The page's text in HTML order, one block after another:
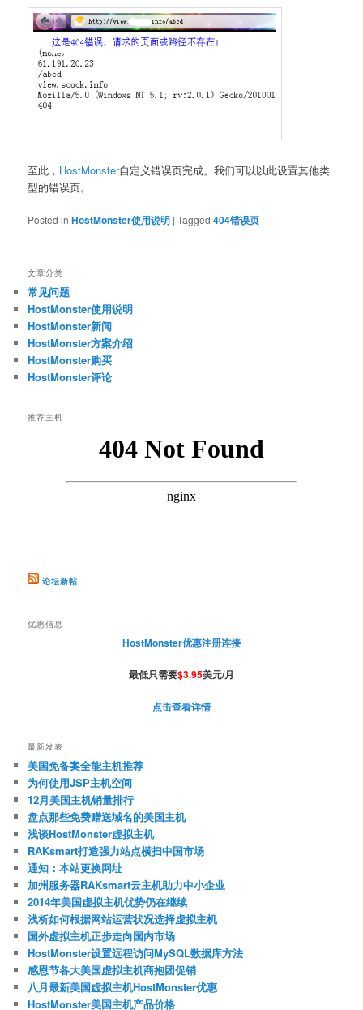
至此， HostMonster自定义错误页完成。我们可以以此设置其他类
型的错误页。
Posted in HostMonster使用说明 |Tagged 404错误页
文章分类
常见问题
HostMonster使用说明
HostMonster新闻
HostMonster方案介绍
HostMonster购买
HostMonster评论
推荐主机
论坛新帖
优惠信息
HostMonster优惠注册连接
最低只需要$3.95美元/月
点击查看详情
最新发表
美国免备案全能主机推荐
为何使用JSP主机空间
12月美国主机销量排行
盘点那些免费赠送域名的美国主机
浅谈HostMonster虚拟主机
RAKsmart打造强力站点横扫中国市场
通知：本站更换网址
加州服务器RAKsmart云主机助力中小企业
2014年美国虚拟主机优势仍在继续
浅析如何根据网站运营状况选择虚拟主机
国外虚拟主机正步走向国内市场
HostMonster设置远程访问MySQL数据库方法
感恩节各大美国虚拟主机商抱团促销
八月最新美国虚拟主机HostMonster优惠
HostMonster美国主机产品价格